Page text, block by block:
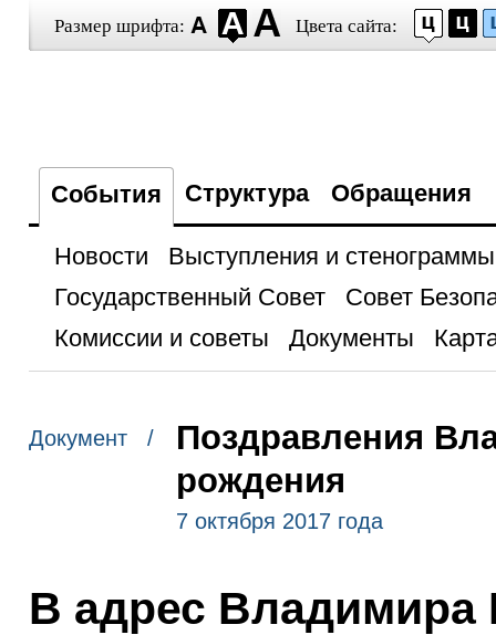
Размер шрифта: Цвета сайта:
События Структура Обращения
Новости
Выступления и стенограммы
Государственный Совет
Совет
Комиссии и советы
Документы
Документ /
Поздравления
рождения
7 октября 2017 года
В адрес Владимира